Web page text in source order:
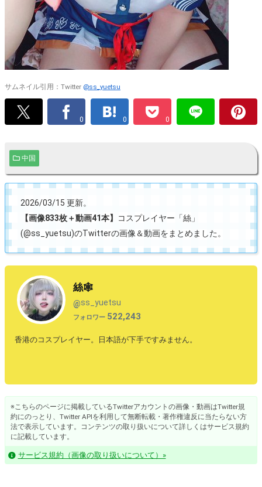
サムネイル引用：Twitter @ss_yuetsu
0 0 0
中国
2026/03/15 更新。
【画像833枚＋動画41本】
コスプレイヤー「絲」
(@ss_yuetsu)のTwitterの画像＆動画をまとめました。
絲🕸️
@ss_yuetsu
フォロワー 522,243
香港のコスプレイヤー。日本語が下手ですみません。
※こちらのページに掲載しているTwitterアカウントの画像・動画はTwitter規
約にのっとり、Twitter APIを利用して無断転載・著作権違反に当たらない方
法で表示しています。コンテンツの取り扱いについて詳しくはサービス規約
に記載しています。
サービス規約（画像の取り扱いについて）»